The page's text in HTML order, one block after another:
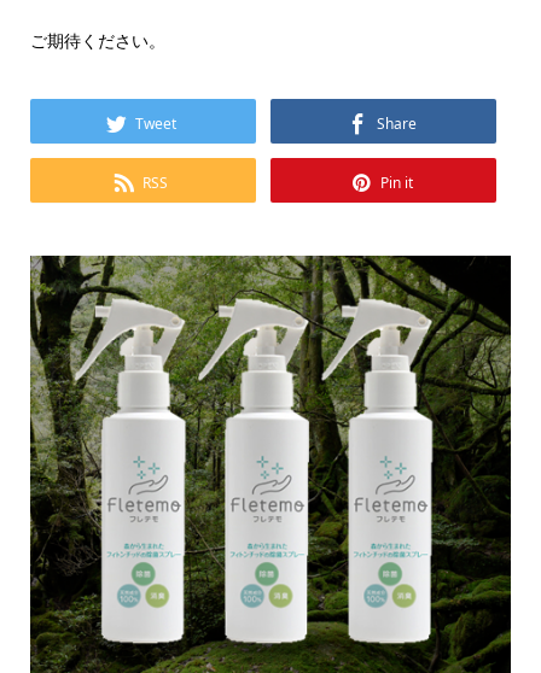
ご期待ください。
Tweet Share
RSS Pin it